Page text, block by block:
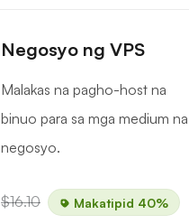
Negosyo ng VPS
Malakas na pagho-host na
binuo para sa mga medium na
negosyo.
$16.10 Makatipid 40%